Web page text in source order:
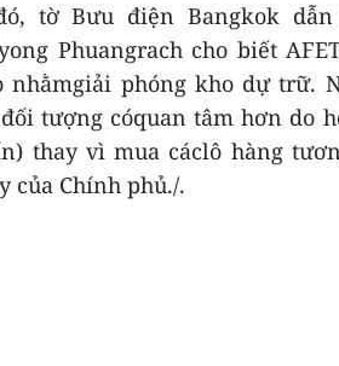
tờ Bưu điện Bangkok
Phuangrach cho biết
nhằmgiải phóng kho dự trữ.
tượng cóquan tâm hơn do
thay vì mua cáclô hàng
của Chính phủ./.